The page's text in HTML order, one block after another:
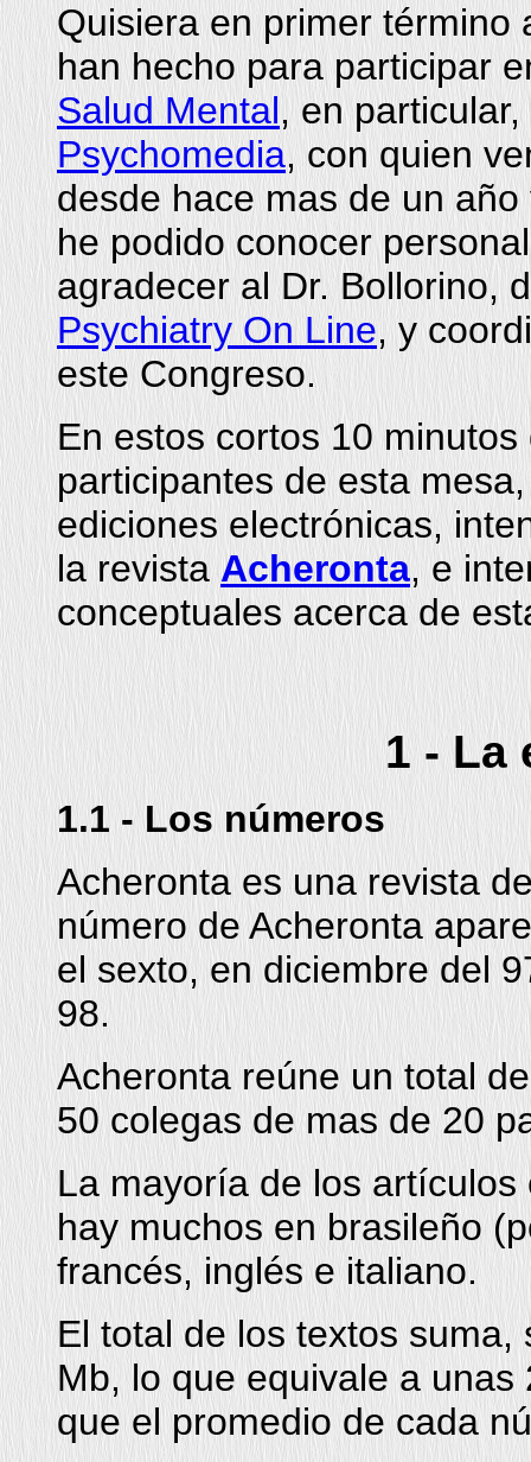
Quisiera en primer término
han hecho para participar
Salud Mental, en
Psychomedia, con quien
desde hace mas de un
he podido conocer
agradecer al Dr. Bollorino,
Psychiatry On Line, y
este Congreso.
En estos cortos 10
participantes de esta
ediciones electrónicas,
la revistaAcheronta, e
conceptuales acerca de
1 - La
1.1 - Los números
Acheronta es una revista
número de Acheronta
el sexto, en diciembre del
98.
Acheronta reúne un total
50 colegas de mas de 20
La mayoría de los
hay muchos en brasileño
francés, inglés e italiano.
El total de los textos
Mb, lo que equivale a
que el promedio de cada